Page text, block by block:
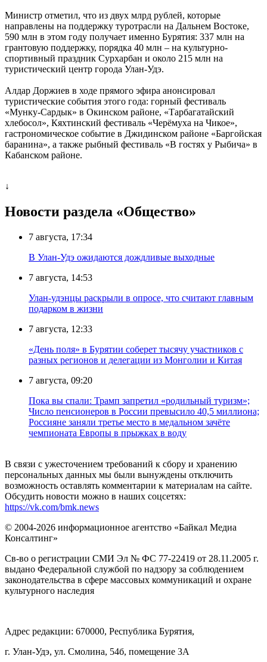
Министр отметил, что из двух млрд рублей, которые
направлены на поддержку туротрасли на Дальнем Востоке,
590 млн в этом году получает именно Бурятия: 337 млн на
грантовую поддержку, порядка 40 млн – на культурно-
спортивный праздник Сурхарбан и около 215 млн на
туристический центр города Улан-Удэ.
Алдар Доржиев в ходе прямого эфира анонсировал
туристические события этого года: горный фестиваль
«Мунку-Сардык» в Окинском районе, «Тарбагатайский
хлебосол», Кяхтинский фестиваль «Черёмуха на Чикое»,
гастрономическое событие в Джидинском районе «Баргойская
баранина», а также рыбный фестиваль «В гостях у Рыбича» в
Кабанском районе.
↓
Новости раздела «Общество»
7 августа, 17:34
В Улан-Удэ ожидаются дождливые выходные
7 августа, 14:53
Улан-удэнцы раскрыли в опросе, что считают главным
подарком в жизни
7 августа, 12:33
«День поля» в Бурятии соберет тысячу участников с
разных регионов и делегации из Монголии и Китая
7 августа, 09:20
Пока вы спали: Трамп запретил «родильный туризм»;
Число пенсионеров в России превысило 40,5 миллиона;
Россияне заняли третье место в медальном зачёте
чемпионата Европы в прыжках в воду
В связи с ужесточением требований к сбору и хранению
персональных данных мы были вынуждены отключить
возможность оставлять комментарии к материалам на сайте.
Обсудить новости можно в наших соцсетях:
https://vk.com/bmk.news
© 2004-2026 информационное агентство «Байкал Медиа
Консалтинг»
Св-во о регистрации СМИ Эл № ФС 77-22419 от 28.11.2005 г.
выдано Федеральной службой по надзору за соблюдением
законодательства в сфере массовых коммуникаций и охране
культурного наследия
Адрес редакции: 670000, Республика Бурятия,
г. Улан-Удэ, ул. Смолина, 54б, помещение 3А